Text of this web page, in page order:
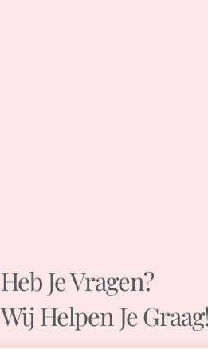
Heb Je Vragen?
Wij Helpen Je